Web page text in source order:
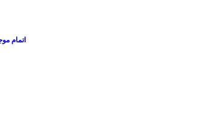
اتمام